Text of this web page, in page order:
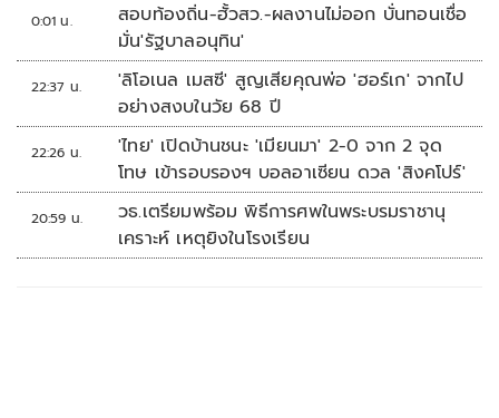
0:01 น.
สอบท้องถิ่น-ฮั้วสว.-ผลงานไม่ออก บั่นทอนเชื่อ
มั่น'รัฐบาลอนุทิน'
22:37 น.
'ลิโอเนล เมสซี' สูญเสียคุณพ่อ 'ฮอร์เก' จากไป
อย่างสงบในวัย 68 ปี
22:26 น.
'ไทย' เปิดบ้านชนะ 'เมียนมา' 2-0 จาก 2 จุด
โทษ เข้ารอบรองฯ บอลอาเซียน ดวล 'สิงคโปร์'
20:59 น.
วธ.เตรียมพร้อม พิธีการศพในพระบรมราชานุ
เคราะห์ เหตุยิงในโรงเรียน